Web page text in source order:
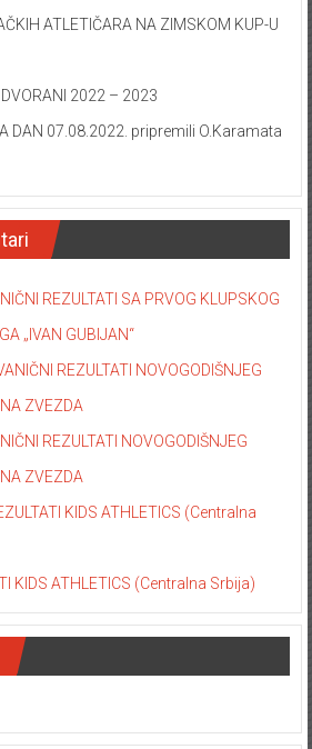
ATLETIČARA NA ZIMSKOM KUP-U
DVORANI 2022 – 2023
DAN 07.08.2022. pripremili O.Karamata
REZULTATI SA PRVOG KLUPSKOG
„IVAN GUBIJAN“
REZULTATI NOVOGODIŠNJEG
ZVEZDA
REZULTATI NOVOGODIŠNJEG
ZVEZDA
KIDS ATHLETICS (Centralna
KIDS ATHLETICS (Centralna Srbija)